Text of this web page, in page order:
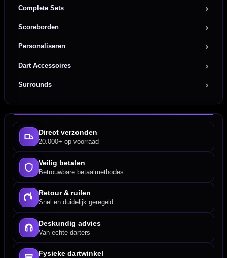
Complete Sets
Scoreborden
Personaliseren
Dart Accessoires
Surrounds
Direct verzonden
20.000+ op voorraad
Veilig betalen
Betrouwbare betaalmethodes
Retour & ruilen
Snel en duidelijk geregeld
Deskundig advies
Van echte darters
Fysieke dartwinkel